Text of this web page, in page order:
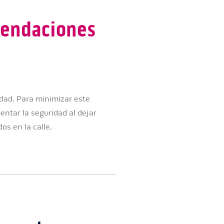
Para minimizar este
la seguridad al dejar
en la calle.